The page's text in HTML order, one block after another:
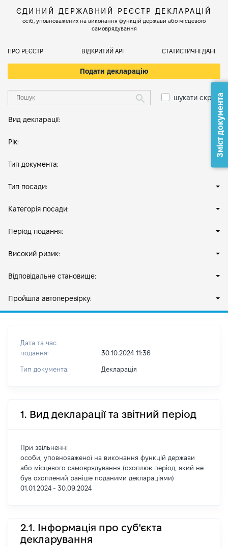
ЄДИНИЙ ДЕРЖАВНИЙ РЕЄСТР ДЕКЛАРАЦІЙ
осіб, уповноважених на виконання функцій держави або місцевого
самоврядування
ПРО РЕЄСТР ВІДКРИТИЙ АРІ СТАТИСТИЧНІ ДАНІ
Подати декларацію
шукати скрізь
Вид декларації:
Рік:
Тип документа:
Тип посади:
Категорія посади:
Період подання:
Високий ризик:
Відповідальне становище:
Пройшла автоперевірку:
Дата та час
подання:
30.10.2024 11:36
Тип документа: Декларація
1. Вид декларації та звітний період
При звільненні
особи, уповноваженої на виконання функцій держави
або місцевого самоврядування (охоплює період, який не
був охоплений раніше поданими деклараціями)
01.01.2024 - 30.09.2024
2.1. Інформація про суб'єкта
декларування
Зміст документа